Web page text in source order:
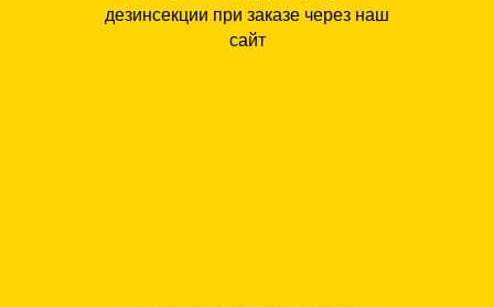
дезинсекции при заказе через наш
сайт